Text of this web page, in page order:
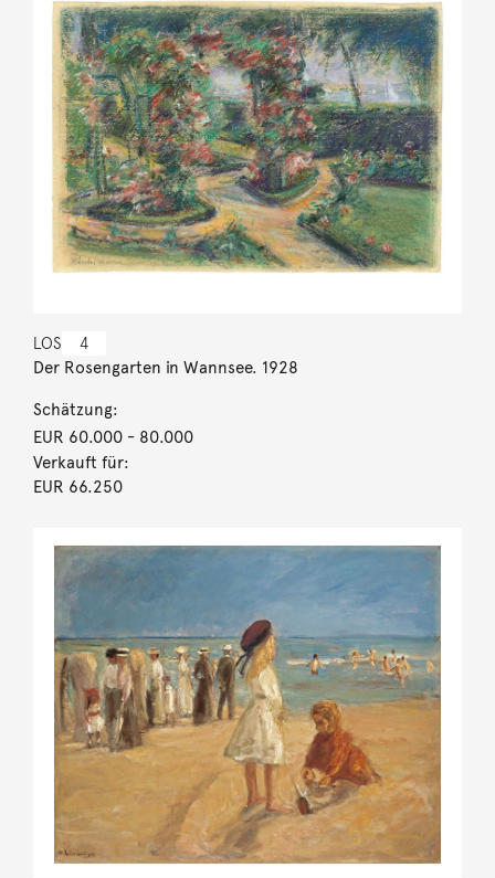
LOS 4
Der Rosengarten in Wannsee. 1928
Schätzung:
EUR 60.000- 80.000
Verkauft für:
EUR 66.250